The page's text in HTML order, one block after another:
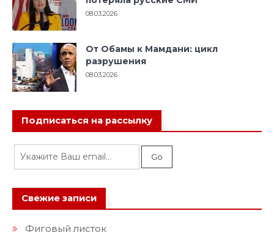
08.03.2026
От Обамы к Мамдани: цикл
разрушения
08.03.2026
Подписаться на рассылку
Свежие записи
Фиговый листок